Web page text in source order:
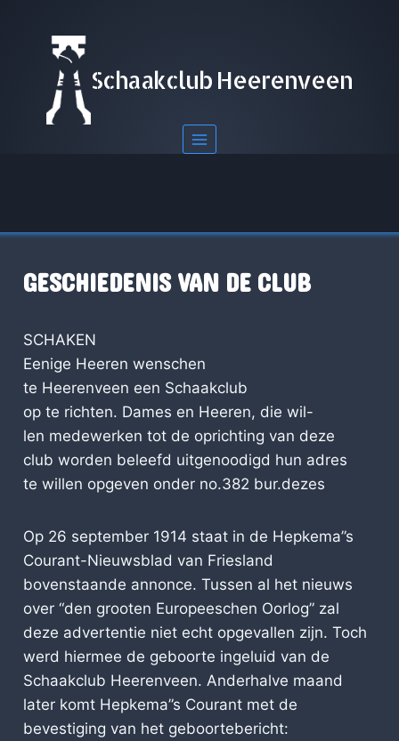
Schaakclub Heerenveen
GESCHIEDENIS VAN DE CLUB
SCHAKEN
Eenige Heeren wenschen
te Heerenveen een Schaakclub
op te richten. Dames en Heeren, die wil-
len medewerken tot de oprichting van deze
club worden beleefd uitgenoodigd hun adres
te willen opgeven onder no.382 bur.dezes
Op 26 september 1914 staat in de Hepkema”s
Courant-Nieuwsblad van Friesland
bovenstaande annonce. Tussen al het nieuws
over “den grooten Europeeschen Oorlog” zal
deze advertentie niet echt opgevallen zijn. Toch
werd hiermee de geboorte ingeluid van de
Schaakclub Heerenveen. Anderhalve maand
later komt Hepkema”s Courant met de
bevestiging van het geboortebericht: